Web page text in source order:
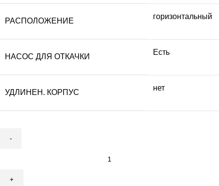
РАСПОЛОЖЕНИЕ
горизонтальный
НАСОС ДЛЯ ОТКАЧКИ
Есть
УДЛИНЕН. КОРПУС
нет
Септик